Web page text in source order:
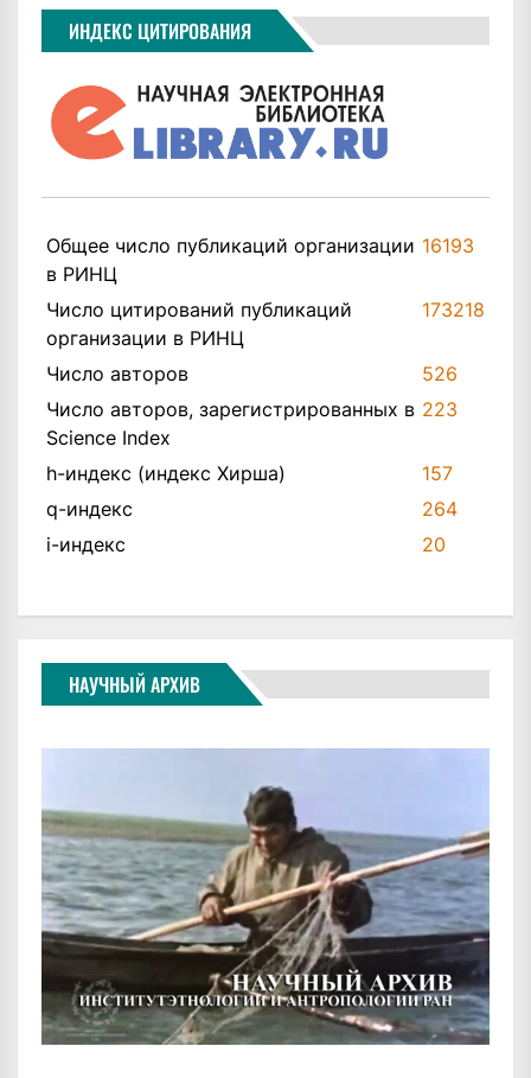
ИНДЕКС ЦИТИРОВАНИЯ
Общее число публикаций организации
в РИНЦ
16193
Число цитирований публикаций
организации в РИНЦ
173218
Число авторов
526
Число авторов, зарегистрированных в
Science Index
223
h-индекс (индекс Хирша)
157
q-индекс
264
i-индекс
20
НАУЧНЫЙ АРХИВ